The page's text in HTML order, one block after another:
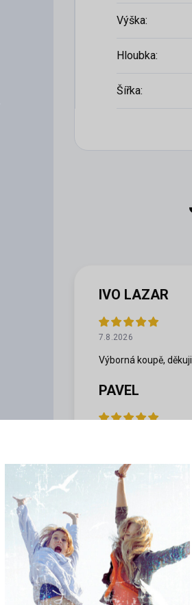
Výška:
Hloubka:
Šířka:
IVO LAZAR
7.8.2026
Výborná koupě, děkuji
PAVEL